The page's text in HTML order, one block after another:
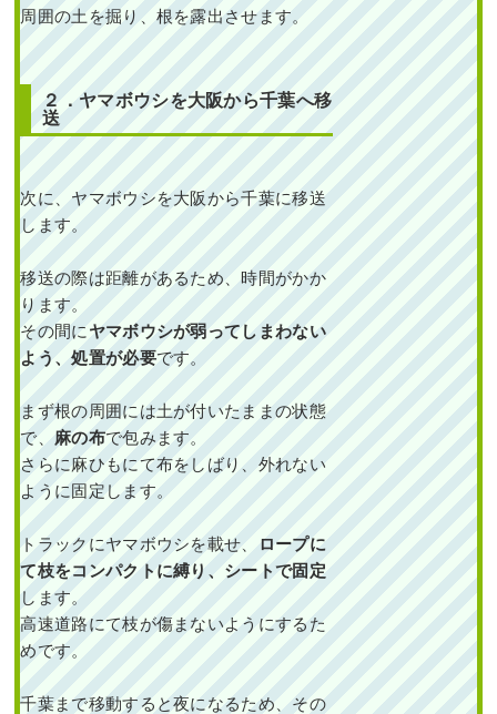
周囲の土を掘り、根を露出させます。
２．ヤマボウシを大阪から千葉へ移
送
次に、ヤマボウシを大阪から千葉に移送
します。
移送の際は距離があるため、時間がかか
ります。
その間に ヤマボウシが弱ってしまわない
よう、処置が必要です。
まず根の周囲には土が付いたままの状態
で、 麻の布で包みます。
さらに麻ひもにて布をしばり、外れない
ように固定します。
トラックにヤマボウシを載せ、
ロープに
て枝をコンパクトに縛り、シートで固定
します。
高速道路にて枝が傷まないようにするた
めです。
千葉まで移動すると夜になるため、その